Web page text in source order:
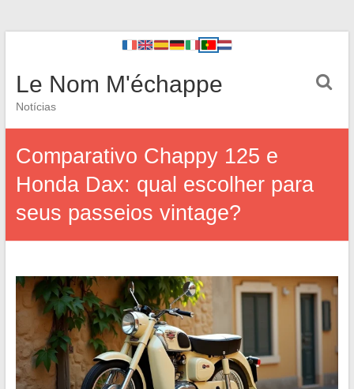
Le Nom M'échappe
Notícias
Comparativo Chappy 125 e
Honda Dax: qual escolher para
seus passeios vintage?